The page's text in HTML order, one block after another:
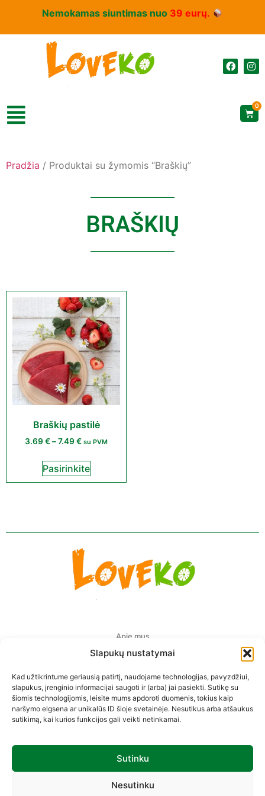
Slapukų nustatymai
Kad užtikrintume geriausią patirtį, naudojame technologijas, pavyzdžiui,
slapukus, įrenginio informacijai saugoti ir (arba) jai pasiekti. Sutikę su
šiomis technologijomis, leisite mums apdoroti duomenis, tokius kaip
naršymo elgsena ar unikalūs ID šioje svetainėje. Nesutikus arba atšaukus
sutikimą, kai kurios funkcijos gali veikti netinkamai.
Sutinku
Nesutinku
Nemokamas siuntimas nuo 39 eurų.
0
Pradžia / Produktai su žymomis “Braškių”
BRAŠKIŲ
Braškių pastilė
3.69€–7.49€ su PVM
Pasirinkite
Apie mus
Pristatymas Europoje
Privatumo politika
Prekių pirkimo-pardavimo taisyklės
Sekite mus